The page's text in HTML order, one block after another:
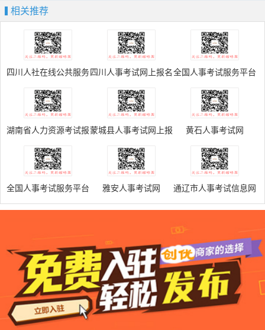
相关推荐
四川人社在线公共服务
平台
四川人事考试网上报名
入口
全国人事考试服务平台
湖南省人力资源考试报
名系统
蒙城县人事考试网上报
名系统
黄石人事考试网
全国人事考试服务平台 雅安人事考试网 通辽市人事考试信息网